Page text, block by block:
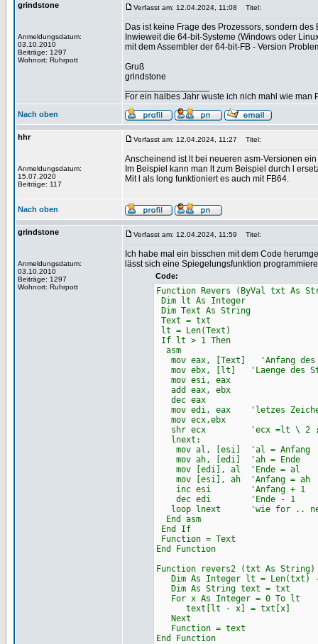
grindstone
Anmeldungsdatum:
03.10.2010
Beiträge: 1297
Wohnort: Ruhrpott
Verfasst am: 12.04.2024, 11:08 Titel:
Das ist keine Frage des Prozessors, sondern
Inwieweit die 64-bit-Systeme (Windows oder
mit dem Assembler der 64-bit-FB - Version
Gruß
grindstone
For ein halbes Jahr wuste ich nich mahl wie man
Nach oben
hhr
Anmeldungsdatum:
15.07.2020
Beiträge: 117
Verfasst am: 12.04.2024, 11:27 Titel:
Anscheinend ist lt bei neueren asm-Versionen
Im Beispiel kann man lt zum Beispiel durch l
Mit l als long funktioniert es auch mit FB64.
Nach oben
grindstone
Anmeldungsdatum:
03.10.2010
Beiträge: 1297
Wohnort: Ruhrpott
Verfasst am: 12.04.2024, 11:59 Titel:
Ich habe mal ein bisschen mit dem Code
lässt sich eine Spiegelungsfunktion
Code:
Function Revers (ByVal txt As
Dim lt As Integer
Dim Text As String
Text = txt
lt = Len(Text)
If lt > 1 Then
asm
mov eax, [Text] 'Anfang des
mov ebx, [lt] 'Laenge des
mov esi, eax
add eax, ebx
dec eax
mov edi, eax 'letzes
mov ecx,ebx
shr ecx 'ecx =lt \ 2
lnext:
mov al, [esi] 'al = Anfang
mov ah, [edi] 'ah = Ende
mov [edi], al 'Ende = al
mov [esi], ah 'Anfang = ah
inc esi 'Anfang + 1
dec edi 'Ende - 1
loop lnext 'wie for ..
End asm
End If
Function = Text
End Function
Function revers2 (txt As String)
Dim As Integer lt = Len(txt)
Dim As String text = txt
For x As Integer = 0 To lt
text[lt - x] = txt[x]
Next
Function = text
End Function